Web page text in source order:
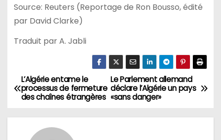
Source: Reuters (Reportage de Ron Bousso, édité
par David Clarke)
Traduit par A. Jabli
N
Le Parlement allemand
déclare l’Algérie un pays
«sans danger»
L’Algérie entame le
processus de fermeture
des chaînes étrangères